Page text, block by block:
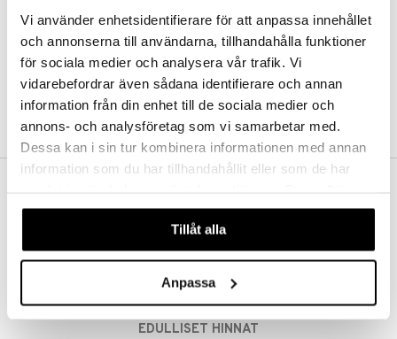
Vi använder enhetsidentifierare för att anpassa innehållet
och annonserna till användarna, tillhandahålla funktioner
för sociala medier och analysera vår trafik. Vi
vidarebefordrar även sådana identifierare och annan
information från din enhet till de sociala medier och
annons- och analysföretag som vi samarbetar med.
Dessa kan i sin tur kombinera informationen med annan
information som du har tillhandahållit eller som de har
våra cookies vid fortsatt användande av vår webbplats.
Tillåt alla
Anpassa
Arvostele tuotteita
Toivelistat
LUO ASIAKAS
Aina maksuton vaihtoehto, huolimatta siitä ostatko yksittäisen
tuotteen tai koko tilauksellesi joka ylittää 50 €.
NOPEAT TOIMITUKSET
Ennen kello 13.00 tehdyt tilaukset lähetetään normaalisti samana
EDULLISET HINNAT